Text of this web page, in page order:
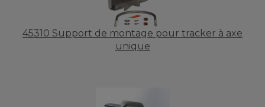
45310 Support de montage pour tracker à axe
unique